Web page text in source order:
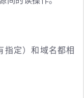
指定）和域名都相